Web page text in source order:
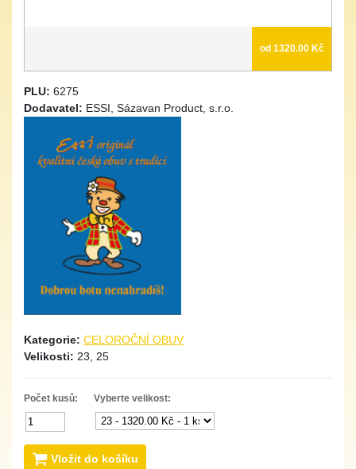
od 1320.00 Kč
PLU: 6275
Dodavatel: ESSI, Sázavan Product, s.r.o.
Kategorie: CELOROČNÍ OBUV
Velikosti: 23, 25
Počet kusů: Vyberte velikost:
Vložit do košíku